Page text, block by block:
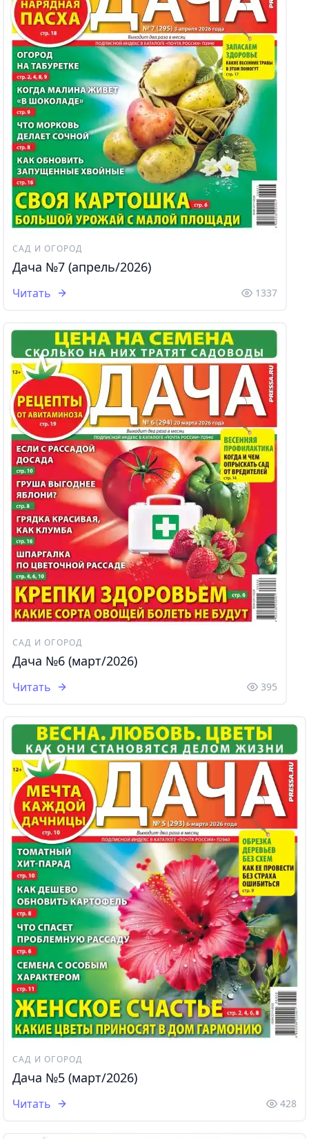
САД И ОГОРОД
Дача №7 (апрель/2026)
Читать 1337
САД И ОГОРОД
Дача №6 (март/2026)
Читать 395
САД И ОГОРОД
Дача №5 (март/2026)
Читать 428